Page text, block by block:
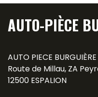
AUTO-PIÈCE
AUTO PIECE BURGUIÈRE
Route de Millau, ZA
12500 ESPALION